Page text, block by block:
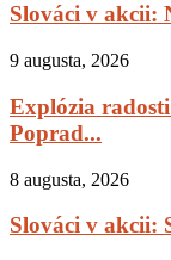
Slováci v akcii:
9 augusta, 2026
Explózia
Poprad...
8 augusta, 2026
Slováci v akcii: